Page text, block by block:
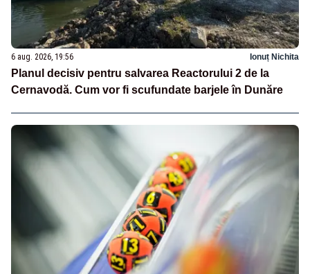
6 aug. 2026, 19:56 Ionuț Nichita
Planul decisiv pentru salvarea Reactorului 2 de la
Cernavodă. Cum vor fi scufundate barjele în Dunăre